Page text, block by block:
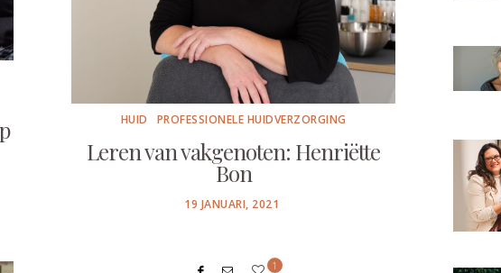
HUID PROFESSIONELE HUIDVERZORGING
Leren van vakgenoten: Henriëtte
Bon
POSTED
19 JANUARI, 2021
1